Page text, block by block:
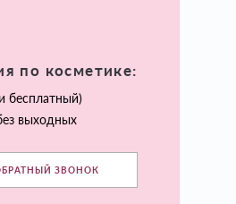
по косметике:
бесплатный)
выходных
ЗВОНОК